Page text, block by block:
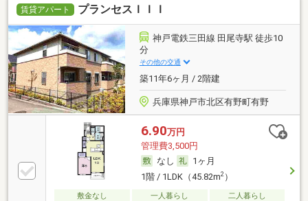
賃貸アパート プランセスＩＩＩ
神戸電鉄三田線 田尾寺駅 徒歩10
分
その他の交通
築11年6ヶ月 / 2階建
兵庫県神戸市北区有野町有野
6.90万円
管理費3,500円
なし
1ヶ月
1階 / 1LDK（45.82m2）
敷金なし 一人暮らし
二人暮らし